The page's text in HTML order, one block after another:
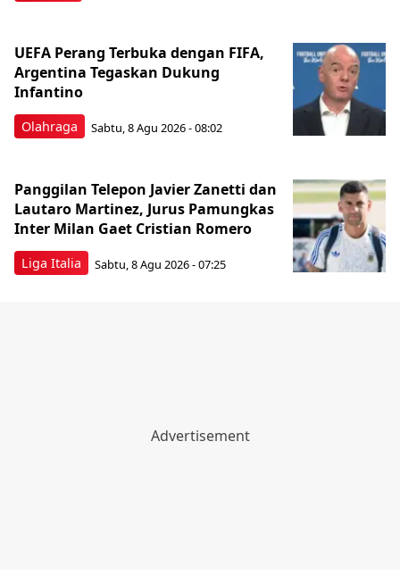
Olahraga
UEFA Perang Terbuka dengan FIFA,
Argentina Tegaskan Dukung
Infantino
Sabtu, 8 Agu 2026 - 08:02
Liga Italia
Panggilan Telepon Javier Zanetti dan
Lautaro Martinez, Jurus Pamungkas
Inter Milan Gaet Cristian Romero
Sabtu, 8 Agu 2026 - 07:25